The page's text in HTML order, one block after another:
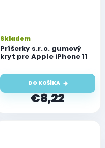
Príšerky s.r.o. gumový
kryt pre Apple iPhone 11
Skladem
€8,22
DO KOŠÍKA